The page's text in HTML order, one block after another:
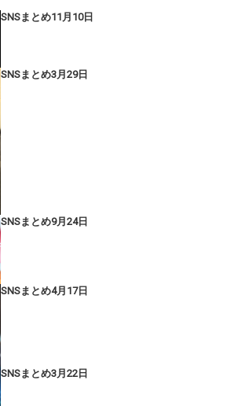
SNSまとめ11月10日
SNSまとめ3月29日
SNSまとめ9月24日
SNSまとめ4月17日
SNSまとめ3月22日